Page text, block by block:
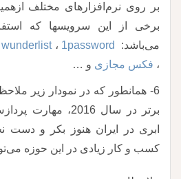
بر روی نرم‌افزارهای مختلف
برخی از این سرویسها که
می‌باشد:
wunderlist، 1password
، فکس مجازی و …
6- همانطور که در نمودار زیر
برتر در سال 2016،
ابری در ایران هنوز بکر و
کسب و کار زیادی در این حوزه